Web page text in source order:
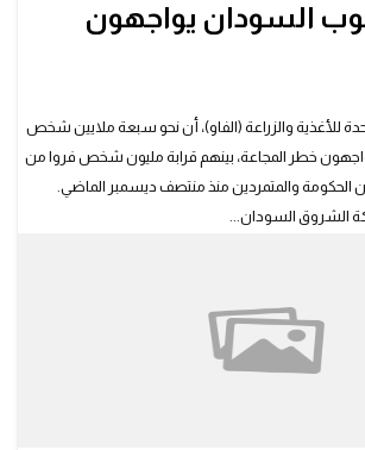
السودان يواجهون
للأغذية والزراعة (الفاو)، أن نحو سبعة ملايين شخص
خطر المجاعة، بينهم قرابة مليون شخص فروا من
الحكومة والمتمردين منذ منتصف ديسمبر الماضي.
الشروق السودان...